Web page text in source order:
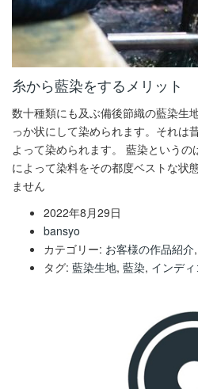
糸から藍染をするメリット
数十種類にも及ぶ備後節織の藍染生
っか状にして染められます。それは
よって染められます。 藍染という
によって染料をその都度ベストな状
ません
2022年8月29日
bansyo
カテゴリー: お客様の作品紹介,
タグ: 藍染生地, 藍染, インデ